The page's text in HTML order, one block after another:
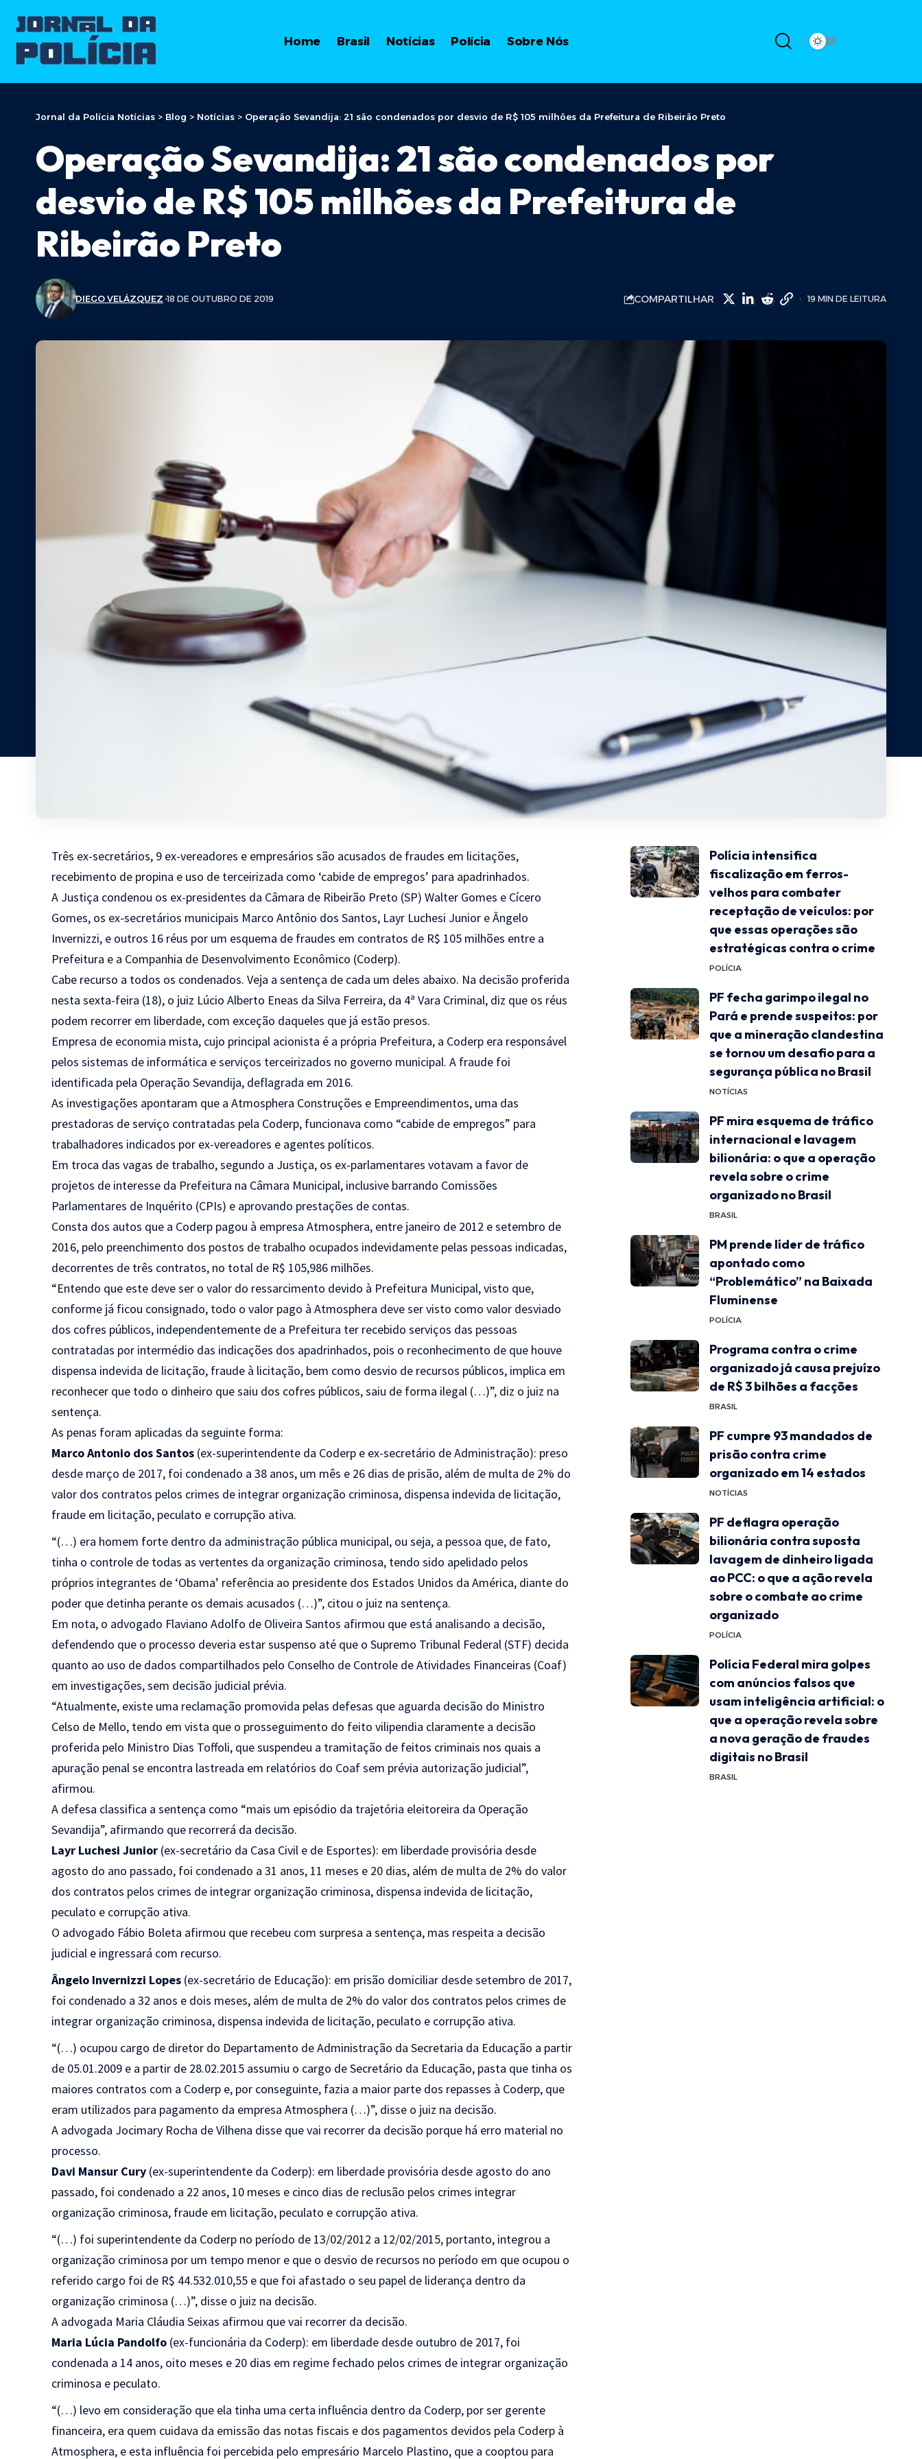
Home Brasil Notícias Polícia Sobre Nós
Jornal da Polícia Notícias > Blog > Notícias > Operação Sevandija: 21 são condenados por desvio de R$ 105 milhões da Prefeitura de Ribeirão Preto
Operação Sevandija: 21 são condenados por
desvio de R$ 105 milhões da Prefeitura de
Ribeirão Preto
DIEGO VELÁZQUEZ 18 DE OUTUBRO DE 2019 COMPARTILHAR 19 MIN DE LEITURA
Três ex-secretários, 9 ex-vereadores e empresários são acusados de fraudes em licitações,
recebimento de propina e uso de terceirizada como ‘cabide de empregos’ para apadrinhados.
A Justiça condenou os ex-presidentes da Câmara de Ribeirão Preto (SP) Walter Gomes e Cícero
Gomes, os ex-secretários municipais Marco Antônio dos Santos, Layr Luchesi Junior e Ângelo
Invernizzi, e outros 16 réus por um esquema de fraudes em contratos de R$ 105 milhões entre a
Prefeitura e a Companhia de Desenvolvimento Econômico (Coderp).
Cabe recurso a todos os condenados. Veja a sentença de cada um deles abaixo. Na decisão proferida
nesta sexta-feira (18), o juiz Lúcio Alberto Eneas da Silva Ferreira, da 4ª Vara Criminal, diz que os réus
podem recorrer em liberdade, com exceção daqueles que já estão presos.
Empresa de economia mista, cujo principal acionista é a própria Prefeitura, a Coderp era responsável
pelos sistemas de informática e serviços terceirizados no governo municipal. A fraude foi
identificada pela Operação Sevandija, deflagrada em 2016.
As investigações apontaram que a Atmosphera Construções e Empreendimentos, uma das
prestadoras de serviço contratadas pela Coderp, funcionava como “cabide de empregos” para
trabalhadores indicados por ex-vereadores e agentes políticos.
Em troca das vagas de trabalho, segundo a Justiça, os ex-parlamentares votavam a favor de
projetos de interesse da Prefeitura na Câmara Municipal, inclusive barrando Comissões
Parlamentares de Inquérito (CPIs) e aprovando prestações de contas.
Consta dos autos que a Coderp pagou à empresa Atmosphera, entre janeiro de 2012 e setembro de
2016, pelo preenchimento dos postos de trabalho ocupados indevidamente pelas pessoas indicadas,
decorrentes de três contratos, no total de R$ 105,986 milhões.
“Entendo que este deve ser o valor do ressarcimento devido à Prefeitura Municipal, visto que,
conforme já ficou consignado, todo o valor pago à Atmosphera deve ser visto como valor desviado
dos cofres públicos, independentemente de a Prefeitura ter recebido serviços das pessoas
contratadas por intermédio das indicações dos apadrinhados, pois o reconhecimento de que houve
dispensa indevida de licitação, fraude à licitação, bem como desvio de recursos públicos, implica em
reconhecer que todo o dinheiro que saiu dos cofres públicos, saiu de forma ilegal (…)”, diz o juiz na
sentença.
As penas foram aplicadas da seguinte forma:
Marco Antonio dos Santos (ex-superintendente da Coderp e ex-secretário de Administração): preso
desde março de 2017, foi condenado a 38 anos, um mês e 26 dias de prisão, além de multa de 2% do
valor dos contratos pelos crimes de integrar organização criminosa, dispensa indevida de licitação,
fraude em licitação, peculato e corrupção ativa.
“(…) era homem forte dentro da administração pública municipal, ou seja, a pessoa que, de fato,
tinha o controle de todas as vertentes da organização criminosa, tendo sido apelidado pelos
próprios integrantes de ‘Obama’ referência ao presidente dos Estados Unidos da América, diante do
poder que detinha perante os demais acusados (…)”, citou o juiz na sentença.
Em nota, o advogado Flaviano Adolfo de Oliveira Santos afirmou que está analisando a decisão,
defendendo que o processo deveria estar suspenso até que o Supremo Tribunal Federal (STF) decida
quanto ao uso de dados compartilhados pelo Conselho de Controle de Atividades Financeiras (Coaf)
em investigações, sem decisão judicial prévia.
“Atualmente, existe uma reclamação promovida pelas defesas que aguarda decisão do Ministro
Celso de Mello, tendo em vista que o prosseguimento do feito vilipendia claramente a decisão
proferida pelo Ministro Dias Toffoli, que suspendeu a tramitação de feitos criminais nos quais a
apuração penal se encontra lastreada em relatórios do Coaf sem prévia autorização judicial”,
afirmou.
A defesa classifica a sentença como “mais um episódio da trajetória eleitoreira da Operação
Sevandija”, afirmando que recorrerá da decisão.
Layr Luchesi Junior (ex-secretário da Casa Civil e de Esportes): em liberdade provisória desde
agosto do ano passado, foi condenado a 31 anos, 11 meses e 20 dias, além de multa de 2% do valor
dos contratos pelos crimes de integrar organização criminosa, dispensa indevida de licitação,
peculato e corrupção ativa.
O advogado Fábio Boleta afirmou que recebeu com surpresa a sentença, mas respeita a decisão
judicial e ingressará com recurso.
Ângelo Invernizzi Lopes (ex-secretário de Educação): em prisão domiciliar desde setembro de 2017,
foi condenado a 32 anos e dois meses, além de multa de 2% do valor dos contratos pelos crimes de
integrar organização criminosa, dispensa indevida de licitação, peculato e corrupção ativa.
“(…) ocupou cargo de diretor do Departamento de Administração da Secretaria da Educação a partir
de 05.01.2009 e a partir de 28.02.2015 assumiu o cargo de Secretário da Educação, pasta que tinha os
maiores contratos com a Coderp e, por conseguinte, fazia a maior parte dos repasses à Coderp, que
eram utilizados para pagamento da empresa Atmosphera (…)”, disse o juiz na decisão.
A advogada Jocimary Rocha de Vilhena disse que vai recorrer da decisão porque há erro material no
processo.
Davi Mansur Cury (ex-superintendente da Coderp): em liberdade provisória desde agosto do ano
passado, foi condenado a 22 anos, 10 meses e cinco dias de reclusão pelos crimes integrar
organização criminosa, fraude em licitação, peculato e corrupção ativa.
“(…) foi superintendente da Coderp no período de 13/02/2012 a 12/02/2015, portanto, integrou a
organização criminosa por um tempo menor e que o desvio de recursos no período em que ocupou o
referido cargo foi de R$ 44.532.010,55 e que foi afastado o seu papel de liderança dentro da
organização criminosa (…)”, disse o juiz na decisão.
A advogada Maria Cláudia Seixas afirmou que vai recorrer da decisão.
Maria Lúcia Pandolfo (ex-funcionária da Coderp): em liberdade desde outubro de 2017, foi
condenada a 14 anos, oito meses e 20 dias em regime fechado pelos crimes de integrar organização
criminosa e peculato.
“(…) levo em consideração que ela tinha uma certa influência dentro da Coderp, por ser gerente
financeira, era quem cuidava da emissão das notas fiscais e dos pagamentos devidos pela Coderp à
Atmosphera, e esta influência foi percebida pelo empresário Marcelo Plastino, que a cooptou para
Polícia intensifica
fiscalização em ferros-
velhos para combater
receptação de veículos: por
que essas operações são
estratégicas contra o crime
POLÍCIA
PF fecha garimpo ilegal no
Pará e prende suspeitos: por
que a mineração clandestina
se tornou um desafio para a
segurança pública no Brasil
NOTÍCIAS
PF mira esquema de tráfico
internacional e lavagem
bilionária: o que a operação
revela sobre o crime
organizado no Brasil
BRASIL
PM prende líder de tráfico
apontado como
“Problemático” na Baixada
Fluminense
POLÍCIA
Programa contra o crime
organizado já causa prejuízo
de R$ 3 bilhões a facções
BRASIL
PF cumpre 93 mandados de
prisão contra crime
organizado em 14 estados
NOTÍCIAS
PF deflagra operação
bilionária contra suposta
lavagem de dinheiro ligada
ao PCC: o que a ação revela
sobre o combate ao crime
organizado
POLÍCIA
Polícia Federal mira golpes
com anúncios falsos que
usam inteligência artificial: o
que a operação revela sobre
a nova geração de fraudes
digitais no Brasil
BRASIL